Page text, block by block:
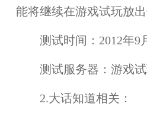
能将继续在游戏试玩放出
测试时间： 2012年9
测试服务器： 游戏
2.大话知道相关：